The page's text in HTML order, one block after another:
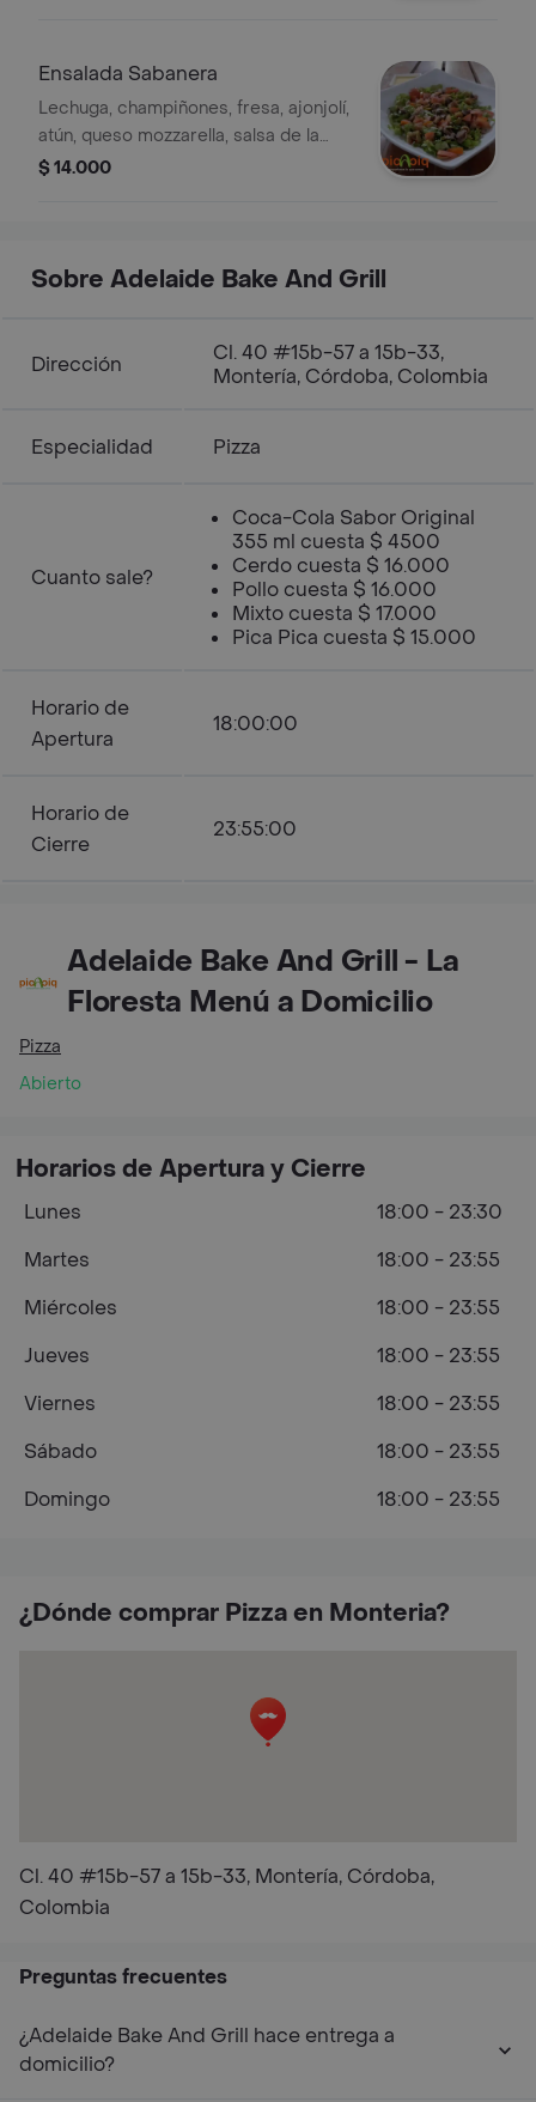
Ensalada Sabanera
Lechuga, champiñones, fresa, ajonjolí,
atún, queso mozzarella, salsa de la
casa.
$ 14.000
Sobre Adelaide Bake And Grill
Dirección
Cl. 40 #15b-57 a 15b-33,
Montería, Córdoba, Colombia
Especialidad Pizza
Cuanto sale?
Coca-Cola Sabor Original
355 ml cuesta $ 4500
Cerdo cuesta $ 16.000
Pollo cuesta $ 16.000
Mixto cuesta $ 17.000
Pica Pica cuesta $ 15.000
Horario de
Apertura
18:00:00
Horario de
Cierre
23:55:00
Adelaide Bake And Grill - La
Floresta Menú a Domicilio
Pizza
Abierto
¿Dónde comprar Pizza en Monteria?
Cl. 40 #15b-57 a 15b-33, Montería, Córdoba,
Colombia
Horarios de Apertura y Cierre
Lunes
18:00 - 23:30
Martes
18:00 - 23:55
Miércoles
18:00 - 23:55
Jueves
18:00 - 23:55
Viernes
18:00 - 23:55
Sábado
18:00 - 23:55
Domingo
18:00 - 23:55
Preguntas frecuentes
¿Adelaide Bake And Grill hace entrega a
domicilio?